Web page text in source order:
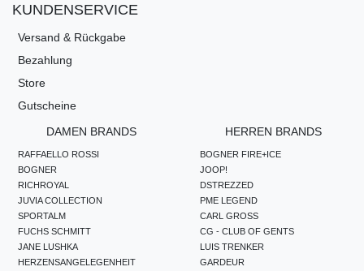
KUNDENSERVICE
Versand & Rückgabe
Bezahlung
Store
Gutscheine
DAMEN BRANDS
RAFFAELLO ROSSI
BOGNER
RICHROYAL
JUVIA COLLECTION
SPORTALM
FUCHS SCHMITT
JANE LUSHKA
HERZENSANGELEGENHEIT
HERREN BRANDS
BOGNER FIRE+ICE
JOOP!
DSTREZZED
PME LEGEND
CARL GROSS
CG - CLUB OF GENTS
LUIS TRENKER
GARDEUR